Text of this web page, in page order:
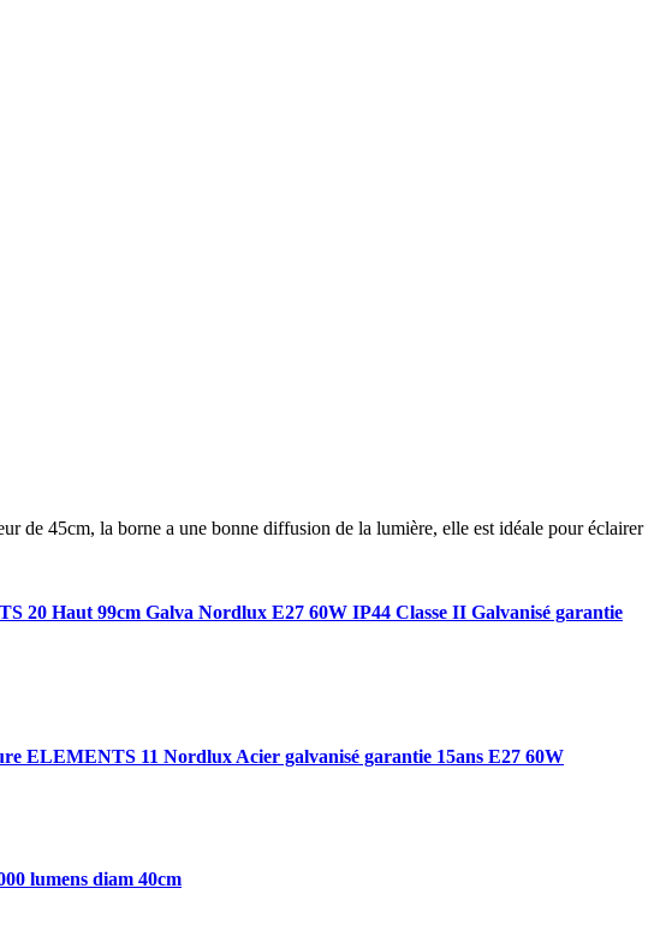
de 45cm, la borne a une bonne diffusion de la lumière, elle est idéale pour éclairer
20 Haut 99cm Galva Nordlux E27 60W IP44 Classe II Galvanisé garantie
ELEMENTS 11 Nordlux Acier galvanisé garantie 15ans E27 60W
lumens diam 40cm